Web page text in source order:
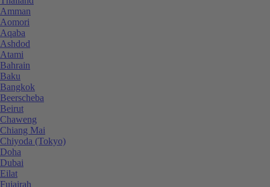
Amman
Aomori
Aqaba
Ashdod
Atami
Bahrain
Baku
Bangkok
Beerscheba
Beirut
Chaweng
Chiang Mai
Chiyoda (Tokyo)
Doha
Dubai
Eilat
Fujairah